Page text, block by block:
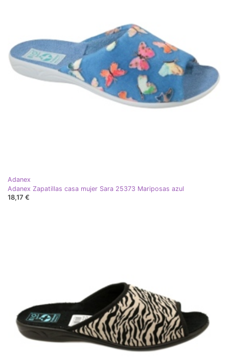
Adanex
Adanex Zapatillas casa mujer Sara 25373 Mariposas azul
18,17 €